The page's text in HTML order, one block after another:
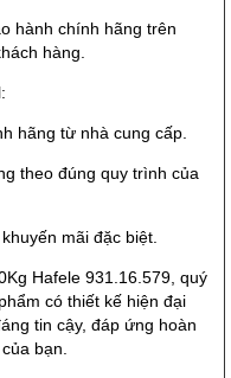
hành chính hãng trên
hàng.
:
hãng từ nhà cung cấp.
theo đúng quy trình của
mãi đặc biệt.
Hafele 931.16.579, quý
có thiết kế hiện đại
tin cậy, đáp ứng hoàn
bạn.